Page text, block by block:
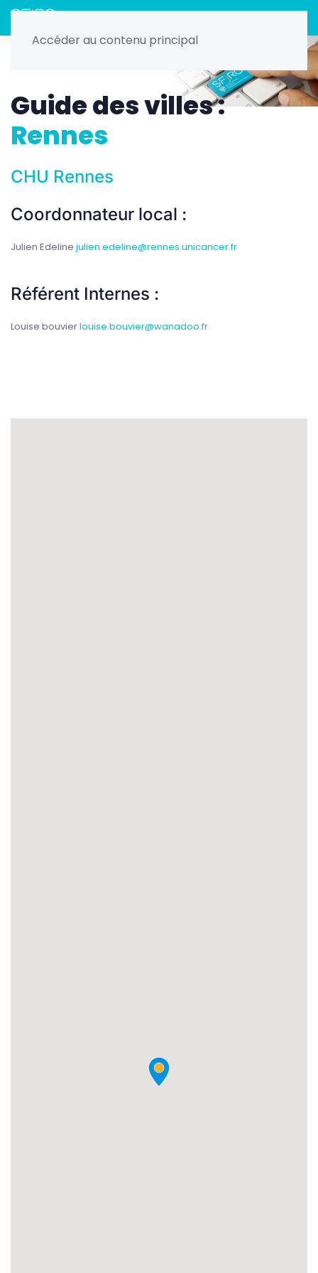
Accéder au contenu principal
Les guides : DES, Master 2, Villes
Guide des villes :
Rennes
CHU Rennes
Coordonnateur local :
Julien Edeline julien.edeline@rennes.unicancer.fr
Référent Internes :
Louise bouvierlouise.bouvier@wanadoo.fr